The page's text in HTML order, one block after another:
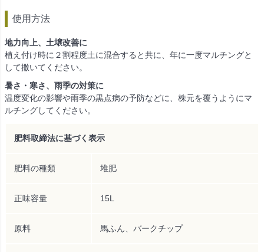
使用方法
地力向上、土壌改善に
植え付け時に２割程度土に混合すると共に、年に一度マルチングと
して撒いてください。
暑さ・寒さ、雨季の対策に
温度変化の影響や雨季の黒点病の予防などに、株元を覆うようにマ
ルチングしてください。
肥料取締法に基づく表示
肥料の種類 堆肥
正味容量 15L
原料 馬ふん、バークチップ